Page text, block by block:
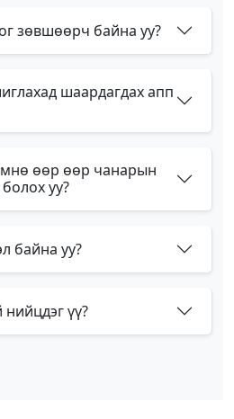
зөвшөөрч байна уу?
шаардагдах апп
өөр өөр чанарын
уу?
байна уу?
нийцдэг үү?